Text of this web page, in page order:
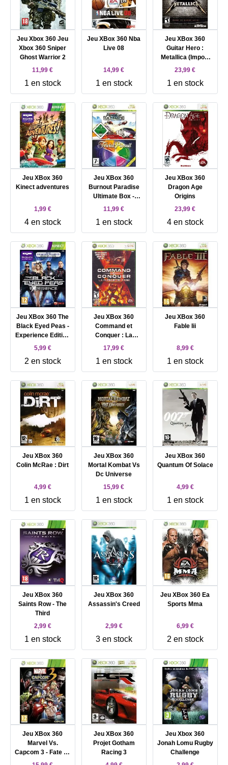
Jeu Xbox 360 Jeu
Xbox 360 Sniper
Ghost Warrior 2
11,99 €
1 en stock
Jeu XBox 360 Nba
Live 08
14,99 €
1 en stock
Jeu XBox 360
Guitar Hero :
Metallica (Import
Américain)
23,99 €
1 en stock
Jeu XBox 360
Kinect adventures
1,99 €
4 en stock
Jeu XBox 360
Burnout Paradise
Ultimate Box -
Trivial Pursuit -
11,99 €
1 en stock
Jeu XBox 360
Dragon Age
Origins
23,99 €
4 en stock
Jeu XBox 360 The
Black Eyed Peas -
Experience Edition
Spéciale -
5,99 €
2 en stock
Jeu XBox 360
Command et
Conquer : La
Fureur de Kane
17,99 €
1 en stock
Jeu XBox 360
Fable Iii
8,99 €
1 en stock
Jeu XBox 360
Colin McRae : Dirt
4,99 €
1 en stock
Jeu XBox 360
Mortal Kombat Vs
Dc Universe
15,99 €
1 en stock
Jeu XBox 360
Quantum Of Solace
4,99 €
1 en stock
Jeu XBox 360
Saints Row - The
Third
2,99 €
1 en stock
Jeu XBox 360
Assassin's Creed
2,99 €
3 en stock
Jeu XBox 360 Ea
Sports Mma
6,99 €
2 en stock
Jeu XBox 360
Marvel Vs.
Capcom 3 - Fate Of
Two Worlds
Jeu XBox 360
Projet Gotham
Racing 3
Jeu Xbox 360
Jonah Lomu Rugby
Challenge